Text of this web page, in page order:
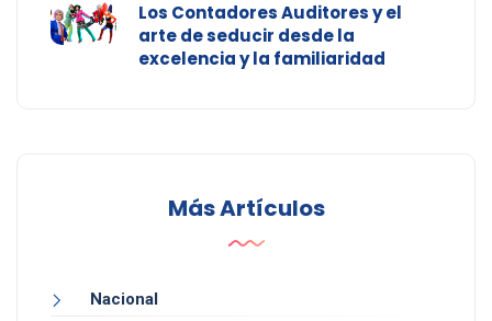
Los Contadores Auditores y el
arte de seducir desde la
excelencia y la familiaridad
Más Artículos
Nacional